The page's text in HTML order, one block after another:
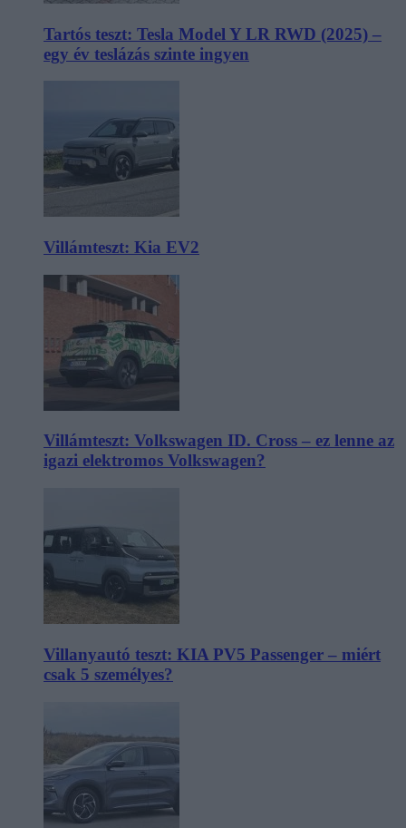
Tartós teszt: Tesla Model Y LR RWD (2025) –
egy év teslázás szinte ingyen
Villámteszt: Kia EV2
Villámteszt: Volkswagen ID. Cross – ez lenne az
igazi elektromos Volkswagen?
Villanyautó teszt: KIA PV5 Passenger – miért
csak 5 személyes?